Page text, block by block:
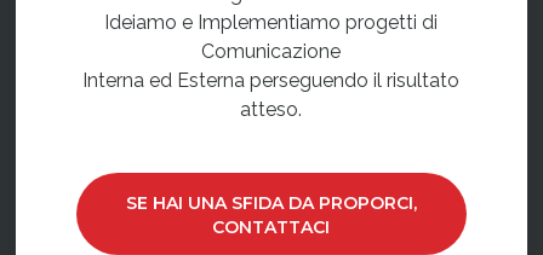
Ideiamo e Implementiamo progetti di
Comunicazione
Interna ed Esterna perseguendo il risultato
atteso.
SE HAI UNA SFIDA DA PROPORCI,
CONTATTACI